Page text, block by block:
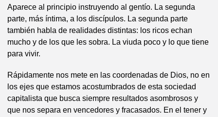
Aparece al principio instruyendo al gentío. La segunda
parte, más íntima, a los discípulos. La segunda parte
también habla de realidades distintas: los ricos echan
mucho y de los que les sobra. La viuda poco y lo que tiene
para vivir.
Rápidamente nos mete en las coordenadas de Dios, no en
los ejes que estamos acostumbrados de esta sociedad
capitalista que busca siempre resultados asombrosos y
que nos separa en vencedores y fracasados. En el tener y